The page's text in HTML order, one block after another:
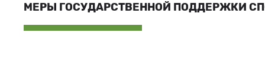
МЕРЫ ГОСУДАРСТВЕННОЙ ПОДДЕРЖКИ